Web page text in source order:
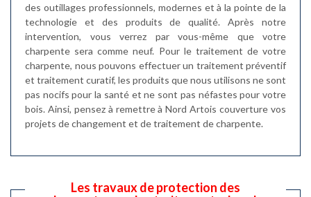
des outillages professionnels, modernes et à la pointe de la
technologie et des produits de qualité. Après notre
intervention, vous verrez par vous-même que votre
charpente sera comme neuf. Pour le traitement de votre
charpente, nous pouvons effectuer un traitement préventif
et traitement curatif, les produits que nous utilisons ne sont
pas nocifs pour la santé et ne sont pas néfastes pour votre
bois. Ainsi, pensez à remettre à Nord Artois couverture vos
projets de changement et de traitement de charpente.
Les travaux de protection des